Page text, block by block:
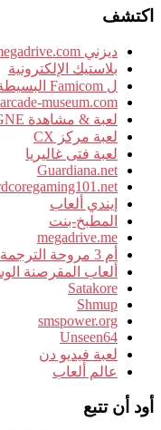
اكتشف
ديزني megadrive.com
بلاستيك الإلكترونية
ل Famicom البسيطة
museum.com
لعبة & مشاهدة EN LIGNE
لعبة مركز CX
لعبة فتى غاليريا
Guardiana.net
إيندي ألعاب
المطبخ-بنت
megadrive.me
أم 3 مروحة الترجمة
ألعاب المقرصنة
Satakore
Shmup
smspower.org
Unseen64
لعبة فيديو دن
عالم ألعاب
أود أن تتبع